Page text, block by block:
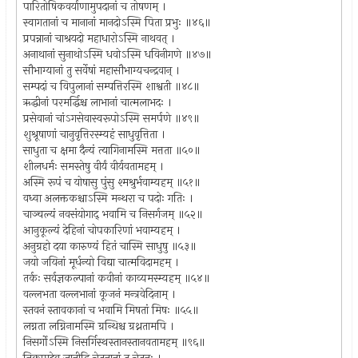
पारितोषिकवर्याणामुपदानां च तोषणम् ।
स्वागतानां च मानानां मानदोऽस्मि पिता प्रभुः ॥४६॥
प्रपन्नानां चाश्रयदो महाधारोऽस्मि नाथवत् ।
अनाथानां सुनाथोऽस्मि धवोऽस्मि धविनीगणे ॥४७॥
सौभाग्यानां तु सर्वेषां महासौभाग्यचन्द्रवान् ।
सम्पदां च विपुलानां सम्पत्तिरस्मि शाश्वती ॥४८॥
ऋद्धीनां परमर्द्धिश्च लाभानां चात्मलाभदः ।
प्रसेवानां चांऽगसेवास्वरूपोऽस्मि समर्पणे ॥४९॥
शुश्रूषाणां चानुवृत्तिरस्म्यहं साधुवृत्तिता ।
साधुता च क्षमा दैन्यं त्यागिनामस्मि मत्तता ॥५०॥
शीलधर्मः समस्तेषु वीर्यं वीर्यवतामहम् ।
अस्मि रूपं च योषासु पुंसु श्मश्रुर्भवाम्यहम् ॥५१॥
वध्वा अलक्तकश्चाऽस्मि मन्थरा च पदोः गतिः ।
चाञ्चल्यं नवसंयोगाद् भवामि च निसर्गजम् ॥५२॥
आनुकूल्यं देहिनां चोपकारिणां भवाम्यहम् ।
अनुग्रहो दया कारुण्यं हितं चास्मि साधुषु ॥५३॥
जयो जयिनां मूर्धन्यो विद्या चात्मविदामहम् ।
तर्कः सर्वज्ञकल्पानां कवीनां काव्यमस्म्यहम् ॥५४॥
वल्लभता वल्लभानां कूजनं मन्त्रवेदिनाम् ।
स्तवनं स्तावकानां च भवामि मिषतां मिषः ॥५५॥
लग्नता लग्निनामस्मि ग्रन्थिश्च ग्रथ्नतामपि ।
निसर्गोऽस्मि निसर्गिस्थस्तानस्तानवतामहम् ॥९६॥